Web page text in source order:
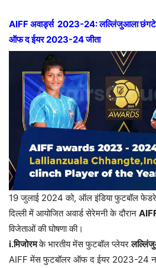
AIFFअवार्ड्स2023-24:लल्लिंजुआला छंगटे
ऑफ द ईयर2023-24जीता
19 जुलाई 2024 को, ऑल इंडिया फुटबॉल
दिल्ली में आयोजित अवार्ड सेरेमनी के दौरान
विजेताओं की घोषणा की।
i.मिजोरमके भारतीय मेंस फुटबॉल प्लेयर
AIFF मेंस फुटबॉलर ऑफ द ईयर 2023-24